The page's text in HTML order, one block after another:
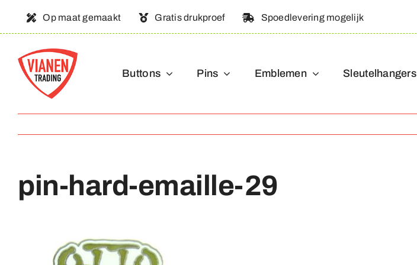
Op maat gemaakt Gratis drukproef Spoedlevering mogelijk
Buttons Pins Emblemen Sleutelhangers
pin-hard-emaille-29